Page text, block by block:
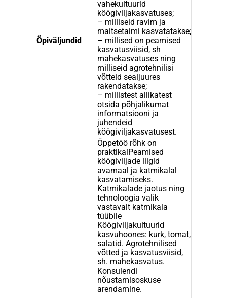
Õpiväljundid
vahekultuurid
köögiviljakasvatuses;
– milliseid ravim ja
maitsetaimi kasvatatakse;
– millised on peamised
kasvatusviisid, sh
mahekasvatuses ning
milliseid agrotehnilisi
võtteid sealjuures
rakendatakse;
– millistest allikatest
otsida põhjalikumat
informatsiooni ja
juhendeid
köögiviljakasvatusest.
Õppetöö rõhk on
praktikalPeamised
köögiviljade liigid
avamaal ja katmikalal
kasvatamiseks.
Katmikalade jaotus ning
tehnoloogia valik
vastavalt katmikala
tüübile
Köögiviljakultuurid
kasvuhoones: kurk, tomat,
salatid. Agrotehnilised
võtted ja kasvatusviisid,
sh. mahekasvatus.
Konsulendi
nõustamisoskuse
arendamine.